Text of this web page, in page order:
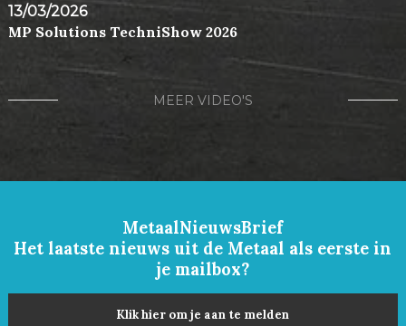
13/03/2026
MP Solutions TechniShow 2026
MEER VIDEO'S
MetaalNieuwsBrief
Het laatste nieuws uit de Metaal als eerste in
je mailbox?
Klik hier om je aan te melden